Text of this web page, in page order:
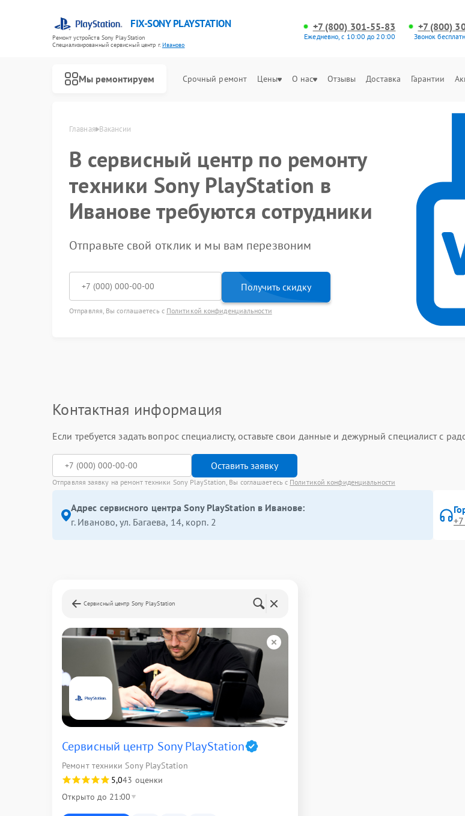
FIX-SONY PLAYSTATION
Ремонт устройств Sony PlayStation
Специализированный cервисный центр г.Иваново
+7 (800) 301-55-83
Ежедневно, с 10:00 до 20:00
+7 (800)
Звонок
Мы ремонтируем Срочный ремонт Цены О нас Отзывы Доставка Гарантии
Главная Вакансии
В сервисный центр по ремонту
техники Sony PlayStation в
Иванове требуются сотрудники
Отправьте свой отклик и мы вам перезвоним
Получить скидку
Отправляя, Вы соглашаетесь с Политикой конфиденциальности
Контактная информация
Если требуется задать вопрос специалисту, оставьте свои данные и дежурный специалист с
Оставить заявку
Отправляя заявку на ремонт техники Sony PlayStation, Вы соглашаетесь с Политикой конфиденциальности
Адрес сервисного центра Sony PlayStation в Иванове:
г. Иваново, ул. Багаева, 14, корп. 2
Сервисный центр Sony PlayStation
Сервисный центр Sony PlayStation
Ремонт техники Sony PlayStation
5,043 оценки
Открыто до 21:00